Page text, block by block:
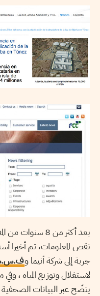
بعد أكثر من 8
نقص المعلومات، تم أخيرا
جربة إلى شركة أنيما وف.س.س
لاستغلال وتوزيع المياه ،
يتضّح عبر البيانات